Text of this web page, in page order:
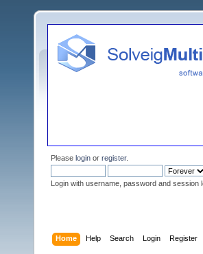
Please login or register.
Login with username, password and session
Home Help Search Login Register